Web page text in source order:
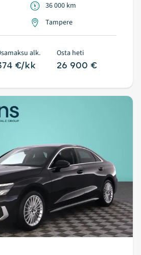
36 000 km
Tampere
alk.
€/kk
Osta heti
26 900 €